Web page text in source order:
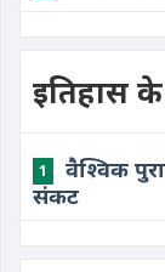
इतिहास
1
वैश्विक
संकट